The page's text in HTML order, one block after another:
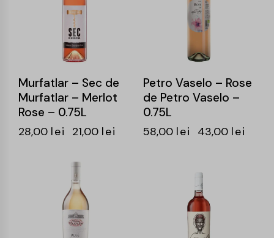
Murfatlar – Sec de
Murfatlar – Merlot
Rose – 0.75L
28,00 lei 21,00 lei
Petro Vaselo – Rose
de Petro Vaselo –
0.75L
58,00 lei 43,00 lei